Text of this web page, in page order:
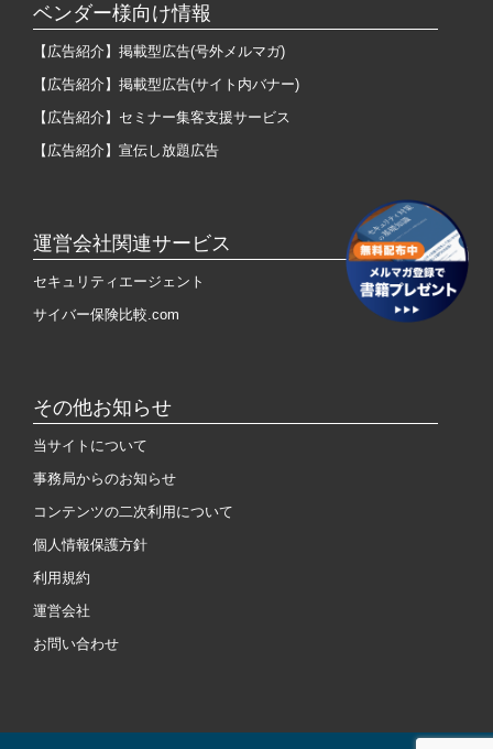
ベンダー様向け情報
【広告紹介】掲載型広告(号外メルマガ)
【広告紹介】掲載型広告(サイト内バナー)
【広告紹介】セミナー集客支援サービス
【広告紹介】宣伝し放題広告
運営会社関連サービス
セキュリティエージェント
サイバー保険比較.com
その他お知らせ
当サイトについて
事務局からのお知らせ
コンテンツの二次利用について
個人情報保護方針
利用規約
運営会社
お問い合わせ